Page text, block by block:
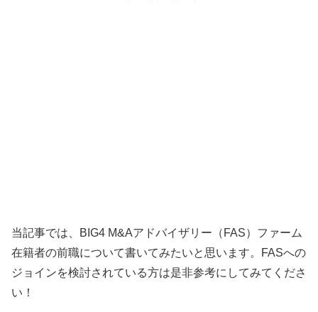
当記事では、BIG4 M&Aアドバイザリー（FAS）ファーム
在籍者の前職について書いてみたいと思います。FASへの
ジョインを検討されている方は是非参考にしてみてくださ
い！